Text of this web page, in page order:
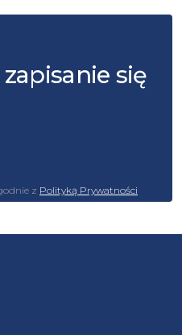
zapisanie się
z Polityką Prywatności